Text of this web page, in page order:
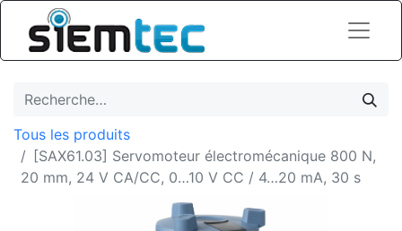
Tous les produits
[SAX61.03] Servomoteur électromécanique 800 N,
20 mm, 24 V CA/CC, 0…10 V CC / 4…20 mA, 30 s